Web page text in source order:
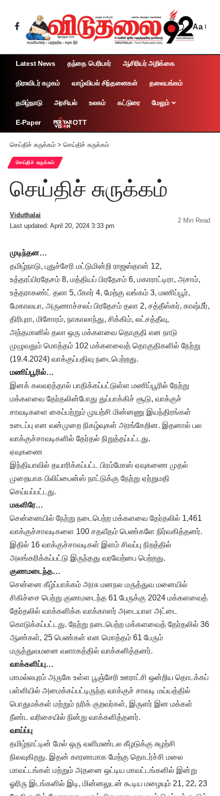
Aa
Latest News தந்தை பெரியார் ஆசிரியர் அறிக்கை
திராவிடர் கழகம் வாழ்வியல் சிந்தனைகள் தலையங்கம்
தமிழ்நாடு அரசியல் உலகம் கட்டுரை மேலும்
E-Paper OTT
செய்திச் சுருக்கம் > செய்திச் சுருக்கம்
செய்திச் சுருக்கம்
செய்திச் சுருக்கம்
Last updated: April 20, 2024 3:33 pm
Viduthalai
2 Min Read
முடிந்தன…
தமிழ்நாடு, புதுச்சேரி மட்டுமின்றி ராஜஸ்தான் 12,
உத்தரப்பிரதேசம் 8, மத்தியப் பிரதேசம் 6, மகாராட்டிரா, அசாம்,
உத்தராகண்ட் தலா 5, பீகார் 4, மேற்கு வங்கம் 3, மணிப்பூர்,
மேகாலயா, அருணாச்சலப் பிரதேசம் தலா 2, சத்தீஸ்கர், காஷ்மீர்,
திரிபுரா, மிசோரம், நாகாலாந்து, சிக்கிம், லட்சத்தீவு,
அந்தமானில் தலா ஒரு மக்களவை தொகுதி என நாடு
முழுவதும் மொத்தம் 102 மக்களவைத் தொகுதிகளில் நேற்று
(19.4.2024) வாக்குப்பதிவு நடைபெற்றது.
மணிப்பூரில்…
இனக் கலவரத்தால் பாதிக்கப்பட்டுள்ள மணிப்பூரில் நேற்று
மக்களவை தேர்தலின்போது துப்பாக்கிச் சூடு, வாக்குச்
சாவடிகளை கைப்பற்றும் முயற்சி மின்னணு இயந்திரங்கள்
உடைப்பு என வன்முறை நிகழ்வுகள் அரங்கேறின. இதனால் பல
வாக்குச்சாவடிகளில் தேர்தல் நிறுத்தப்பட்டது.
ஏவுகணை
இந்தியாவில் தயாரிக்கப்பட்ட பிரம்மோஸ் ஏவுகணை முதல்
முறையாக பிலிப்பைன்ஸ் நாட்டுக்கு நேற்று ஏற்றுமதி
செய்யப்பட்டது.
மகளிரே…
சென்னையில் நேற்று நடைபெற்ற மக்களவை தேர்தலில் 1,461
வாக்குச்சாவடிகளை 100 சதவீதம் பெண்களே நிர்வகித்தனர்.
இதில் 16 வாக்குச்சாவடிகள் இளம் சிவப்பு நிறத்தில்
அலங்கரிக்கப்பட்டு இருந்தது வரவேற்பை பெற்றது.
குணமடைந்த…
சென்னை கீழ்ப்பாக்கம் அரசு மனநல மருத்துவ மனையில்
சிகிச்சை பெற்று குணமடைந்த 61 பேருக்கு 2024 மக்களவைத்
தேர்தலில் வாக்களிக்க வாக்காளர் அடையாள அட்டை
கொடுக்கப்பட்டது. நேற்று நடைபெற்ற மக்களவைத் தேர்தலில் 36
ஆண்கள், 25 பெண்கள் என மொத்தம் 61 பேரும்
மருத்துவமனை வளாகத்தில் வாக்களித்தனர்.
வாக்களிப்பு…
மாமல்லபுரம் அருகே உள்ள பூஞ்சேரி ஊராட்சி ஒன்றிய தொடக்கப்
பள்ளியில் அமைக்கப்பட்டிருந்த வாக்குச் சாவடி மய்யத்தில்
பொதுமக்கள் மற்றும் நரிக் குறவர்கள், இருளர் இன மக்கள்
நீண்ட வரிசையில் நின்று வாக்களித்தனர்.
வாய்ப்பு
தமிழ்நாட்டின் மேல் ஒரு வளிமண்டல கீழடுக்கு சுழற்சி
நிலவுகிறது. இதன் காரணமாக மேற்கு தொடர்ச்சி மலை
மாவட்டங்கள் மற்றும் அதனை ஒட்டிய மாவட்டங்களில் இன்று
ஓரிரு இடங்களில் இடி, மின்னலுடன் கூடிய மழையும் 21, 22, 23